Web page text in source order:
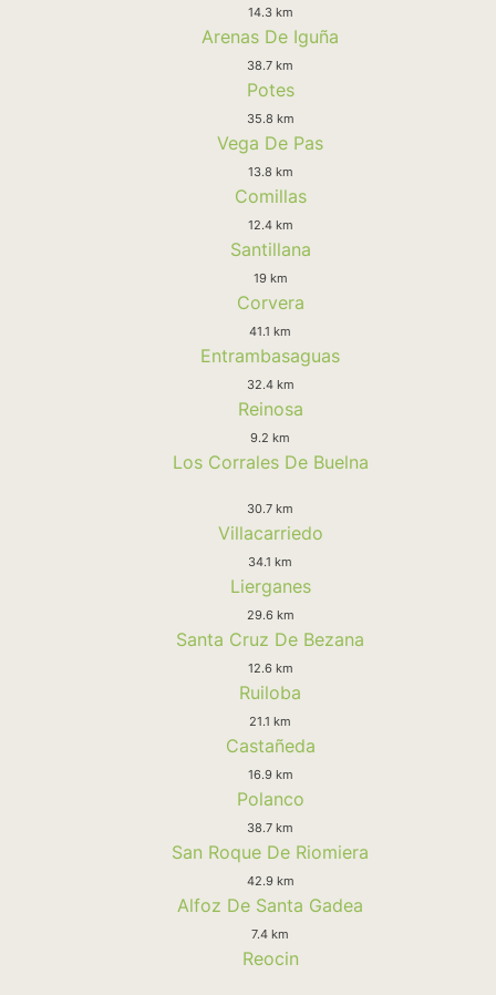
14.3 km
Arenas De Iguña
38.7 km
Potes
35.8 km
Vega De Pas
13.8 km
Comillas
12.4 km
Santillana
19 km
Corvera
41.1 km
Entrambasaguas
32.4 km
Reinosa
9.2 km
Los Corrales De Buelna
30.7 km
Villacarriedo
34.1 km
Lierganes
29.6 km
Santa Cruz De Bezana
12.6 km
Ruiloba
21.1 km
Castañeda
16.9 km
Polanco
38.7 km
San Roque De Riomiera
42.9 km
Alfoz De Santa Gadea
7.4 km
Reocin